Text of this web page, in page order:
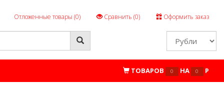
Отложенные товары (0) Сравнить (0) Оформить заказ
ТОВАРОВ 0 НА 0 P